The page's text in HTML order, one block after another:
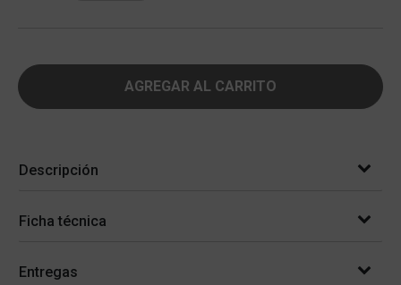
AGREGAR AL CARRITO
Descripción
Ficha técnica
Entregas